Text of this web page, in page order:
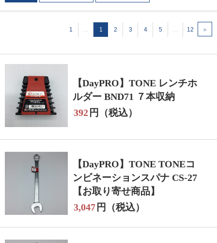
1 … 1 2 3 4 5 … 12 ＞
【DayPRO】TONE レンチホ
ルダー BND71 ７本収納
392 円（税込）
【DayPRO】TONE TONEコ
ンビネーションスパナ CS-27
【お取り寄せ商品】
3,047 円（税込）